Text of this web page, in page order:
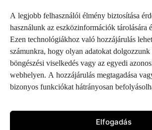
A legjobb felhasználói élmény biztosítása
használunk az eszközinformációk tárolására
Ezen technológiákhoz való hozzájárulás
számunkra, hogy olyan adatokat
böngészési viselkedés vagy az egyedi
webhelyen. A hozzájárulás megtagadása
bizonyos funkciókat hátrányosan
Elfogadás
Pesterzsébeti Múzeum – Minden jog